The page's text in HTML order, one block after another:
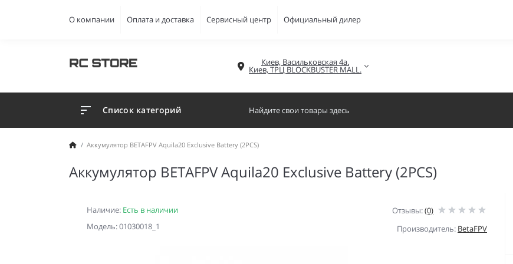
О компании Оплата и доставка Сервисный центр Официальный дилер
Киев, Васильковская 4а.
Киев, ТРЦ BLOCKBUSTER MALL.
Список категорий
Аккумулятор BETAFPV Aquila20 Exclusive Battery (2PCS)
Аккумулятор BETAFPV Aquila20 Exclusive Battery (2PCS)
Наличие: Есть в наличии
Модель: 01030018_1
Отзывы:(0)
Производитель: BetaFPV